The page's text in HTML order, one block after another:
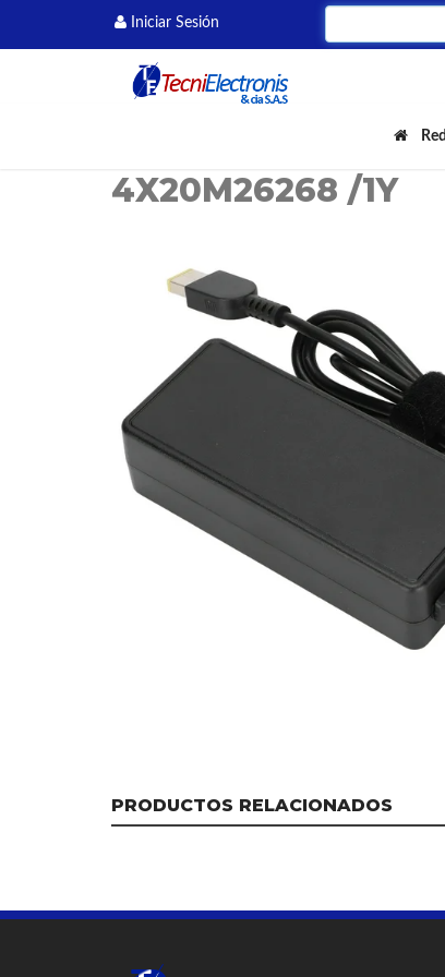
Iniciar Sesión
ADAPTADOR DE
STANDARD TIPO
4X20M26268 /1Y
PRODUCTOS RELACIONADOS